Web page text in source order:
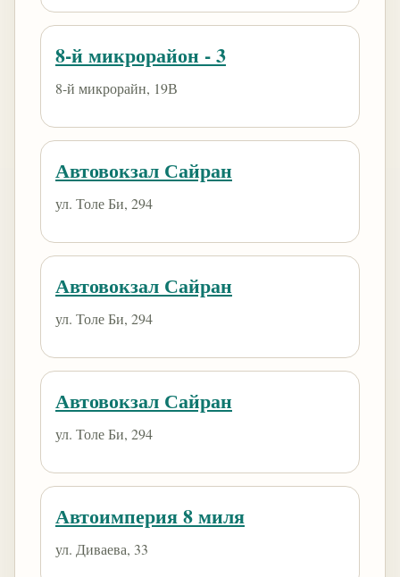
8-й микрорайон - 3
8-й микрорайн, 19В
Автовокзал Сайран
ул. Толе Би, 294
Автовокзал Сайран
ул. Толе Би, 294
Автовокзал Сайран
ул. Толе Би, 294
Автоимперия 8 миля
ул. Диваева, 33